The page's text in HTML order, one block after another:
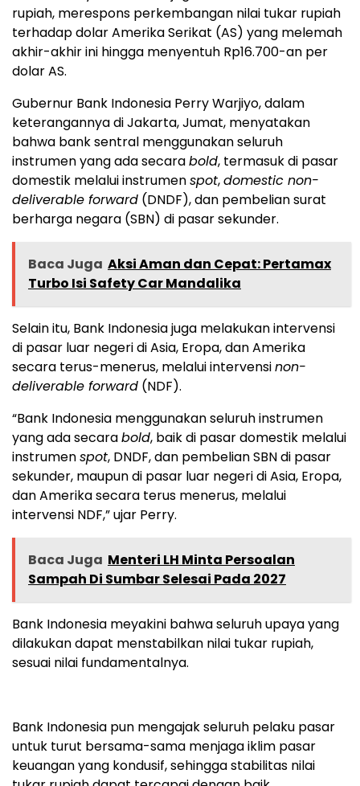
rupiah, merespons perkembangan nilai tukar rupiah
terhadap dolar Amerika Serikat (AS) yang melemah
akhir-akhir ini hingga menyentuh Rp16.700-an per
dolar AS.
Gubernur Bank Indonesia Perry Warjiyo, dalam
keterangannya di Jakarta, Jumat, menyatakan
bahwa bank sentral menggunakan seluruh
instrumen yang ada secarabold, termasuk di pasar
domestik melalui instrumenspot,domestic non-
deliverable forward (DNDF), dan pembelian surat
berharga negara (SBN) di pasar sekunder.
Baca Juga Aksi Aman dan Cepat: Pertamax
Turbo Isi Safety Car Mandalika
Selain itu, Bank Indonesia juga melakukan intervensi
di pasar luar negeri di Asia, Eropa, dan Amerika
secara terus-menerus, melalui intervensinon-
deliverable forward (NDF).
“Bank Indonesia menggunakan seluruh instrumen
yang ada secarabold, baik di pasar domestik melalui
instrumenspot, DNDF, dan pembelian SBN di pasar
sekunder, maupun di pasar luar negeri di Asia, Eropa,
dan Amerika secara terus menerus, melalui
intervensi NDF,” ujar Perry.
Baca Juga Menteri LH Minta Persoalan
Sampah Di Sumbar Selesai Pada 2027
Bank Indonesia meyakini bahwa seluruh upaya yang
dilakukan dapat menstabilkan nilai tukar rupiah,
sesuai nilai fundamentalnya.
Bank Indonesia pun mengajak seluruh pelaku pasar
untuk turut bersama-sama menjaga iklim pasar
keuangan yang kondusif, sehingga stabilitas nilai